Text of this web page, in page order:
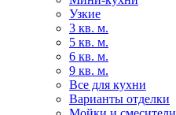
Узкие
3 кв. м.
5 кв. м.
6 кв. м.
9 кв. м.
Все для кухни
Варианты отделки